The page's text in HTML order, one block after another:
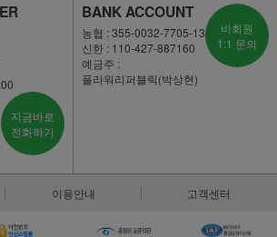
지금바로
전화하기
BANK ACCOUNT
농협 : 355-0032-7705-13
신한 : 110-427-887160
예금주 :
플라워리퍼블릭(박상현)
비회원
1:1 문의
이용안내 고객센터